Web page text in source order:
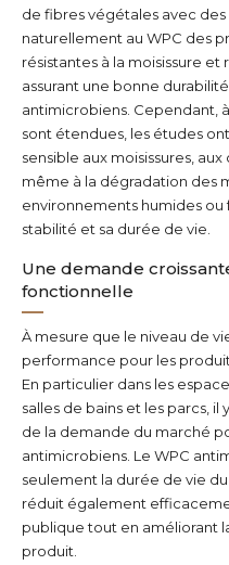
de fibres végétales avec
naturellement au WPC des
résistantes à la moisissure et
assurant une bonne
antimicrobiens. Cependant,
sont étendues, les études
sensible aux moisissures,
même à la dégradation des
environnements humides
stabilité et sa durée de vie.
Une demande
fonctionnelle
À mesure que le niveau de
performance pour les
En particulier dans les
salles de bains et les parcs,
de la demande du marché
antimicrobiens. Le WPC
seulement la durée de vie
réduit également
publique tout en améliorant
produit.